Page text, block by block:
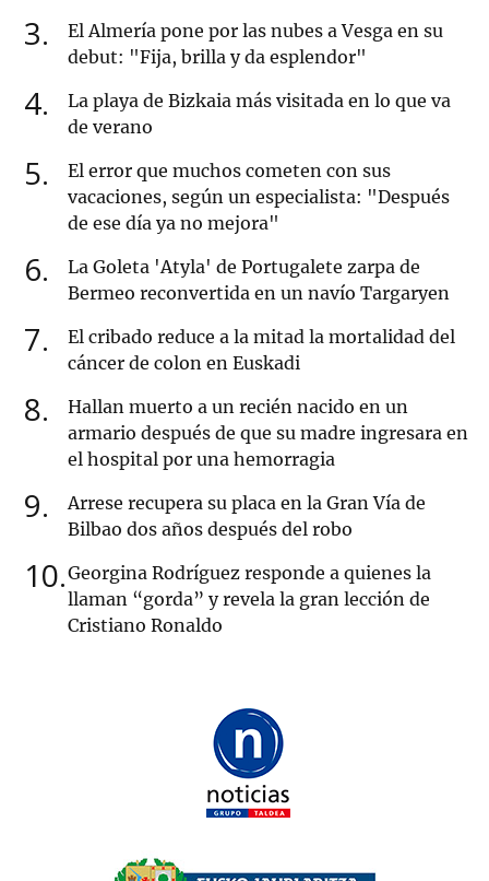
3
El Almería pone por las nubes a Vesga en su
debut: "Fija, brilla y da esplendor"
4
La playa de Bizkaia más visitada en lo que va
de verano
5
El error que muchos cometen con sus
vacaciones, según un especialista: "Después
de ese día ya no mejora"
6
La Goleta 'Atyla' de Portugalete zarpa de
Bermeo reconvertida en un navío Targaryen
7
El cribado reduce a la mitad la mortalidad del
cáncer de colon en Euskadi
8
Hallan muerto a un recién nacido en un
armario después de que su madre ingresara en
el hospital por una hemorragia
9
Arrese recupera su placa en la Gran Vía de
Bilbao dos años después del robo
10 Georgina Rodríguez responde a quienes la
llaman “gorda” y revela la gran lección de
Cristiano Ronaldo